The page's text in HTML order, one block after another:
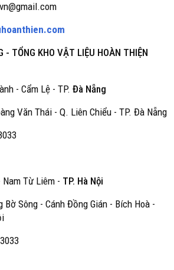
- TỔNG KHO VẬT LIỆU HOÀN THIỆN
- Cẩm Lệ - TP. Đà Nẵng
Văn Thái - Q. Liên Chiểu - TP. Đà Nẵng
Từ Liêm - TP. Hà Nội
Bờ Sông - Cánh Đồng Gián - Bích Hoà -